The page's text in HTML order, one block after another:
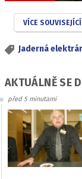
VÍCE
Jaderná
AKTUÁLNĚ SE
před 5 minutami